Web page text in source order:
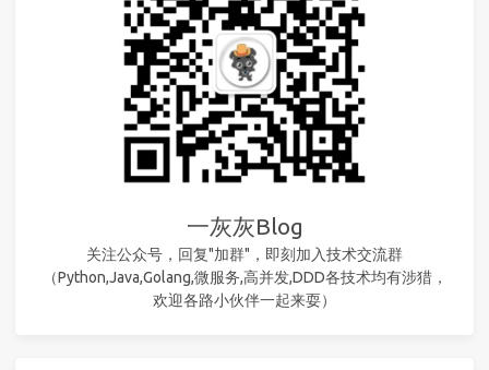
一灰灰Blog
关注公众号，回复"加群"，即刻加入技术交流群
（Python,Java,Golang,微服务,高并发,DDD各技术均有涉猎，
欢迎各路小伙伴一起来耍）